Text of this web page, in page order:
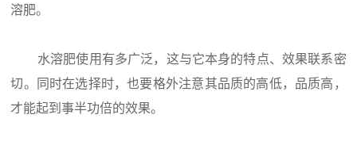
溶肥。
水溶肥使用有多广泛，这与它本身的特点、效果联系密
切。同时在选择时，也要格外注意其品质的高低，品质高，
才能起到事半功倍的效果。